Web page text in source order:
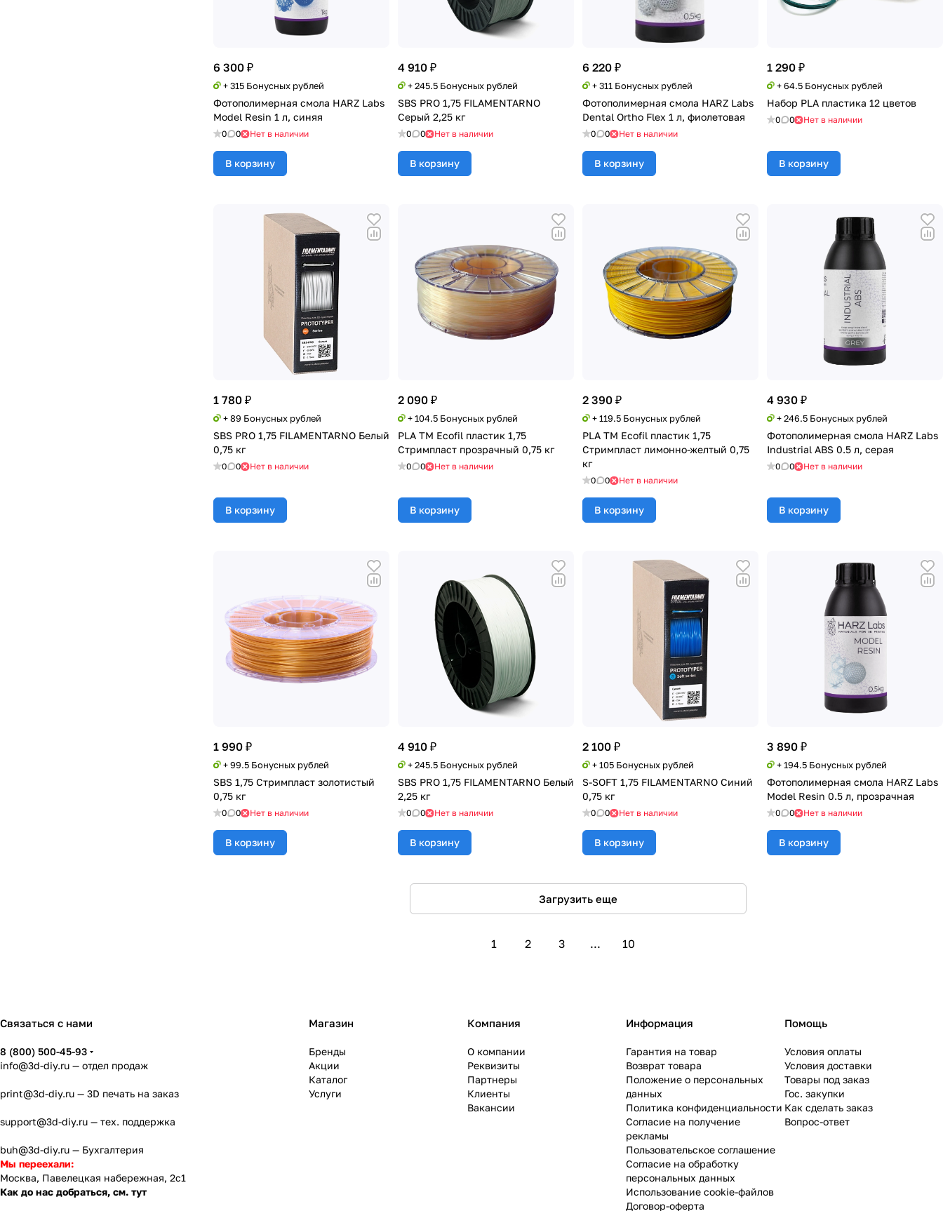
6 300 ₽
+ 315 Бонусных рублей
Фотополимерная смола HARZ Labs
Model Resin 1 л, синяя
0 0 Нет в наличии
В корзину
4 910 ₽
+ 245.5 Бонусных рублей
SBS PRO 1,75 FILAMENTARNO
Серый 2,25 кг
0 0 Нет в наличии
В корзину
6 220 ₽
+ 311 Бонусных рублей
Фотополимерная смола HARZ Labs
Dental Ortho Flex 1 л, фиолетовая
0 0 Нет в наличии
В корзину
1 290 ₽
+ 64.5 Бонусных рублей
Набор PLA пластика 12 цветов
0 0 Нет в наличии
В корзину
1 780 ₽
+ 89 Бонусных рублей
SBS PRO 1,75 FILAMENTARNO Белый
0,75 кг
0 0 Нет в наличии
В корзину
2 090 ₽
+ 104.5 Бонусных рублей
PLA TM Ecofil пластик 1,75
Стримпласт прозрачный 0,75 кг
0 0 Нет в наличии
В корзину
2 390 ₽
+ 119.5 Бонусных рублей
PLA TM Ecofil пластик 1,75
Стримпласт лимонно-желтый 0,75
кг
0 0 Нет в наличии
В корзину
4 930 ₽
+ 246.5 Бонусных рублей
Фотополимерная смола HARZ Labs
Industrial ABS 0.5 л, серая
0 0 Нет в наличии
В корзину
1 990 ₽
+ 99.5 Бонусных рублей
SBS 1,75 Стримпласт золотистый
0,75 кг
0 0 Нет в наличии
В корзину
4 910 ₽
+ 245.5 Бонусных рублей
SBS PRO 1,75 FILAMENTARNO Белый
2,25 кг
0 0 Нет в наличии
В корзину
2 100 ₽
+ 105 Бонусных рублей
S-SOFT 1,75 FILAMENTARNO Синий
0,75 кг
0 0 Нет в наличии
В корзину
3 890 ₽
+ 194.5 Бонусных рублей
Фотополимерная смола HARZ Labs
Model Resin 0.5 л, прозрачная
0 0 Нет в наличии
В корзину
Загрузить еще
1 2 3 ... 10
Связаться с нами
8 (800) 500-45-93
info@3d-diy.ru — отдел продаж
print@3d-diy.ru — 3D печать на заказ
support@3d-diy.ru — тех. поддержка
buh@3d-diy.ru — Бухгалтерия
Мы переехали:
Москва, Павелецкая набережная, 2с1
Как до нас добраться, см. тут
Магазин
Бренды
Акции
Каталог
Услуги
Компания
О компании
Реквизиты
Партнеры
Клиенты
Вакансии
Информация
Гарантия на товар
Возврат товара
Положение о персональных
данных
Политика конфиденциальности
Согласие на получение
рекламы
Пользовательское соглашение
Согласие на обработку
персональных данных
Использование cookie-файлов
Договор-оферта
Помощь
Условия оплаты
Условия доставки
Товары под заказ
Гос. закупки
Как сделать заказ
Вопрос-ответ